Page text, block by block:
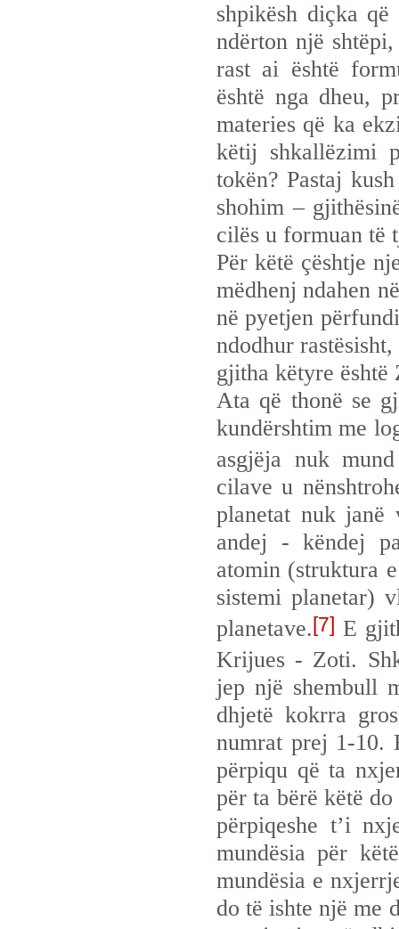
shpikësh diçka
ndërton një
rast ai është
është nga dheu,
materies që ka
këtij shkallëzimi
tokën? Pastaj
shohim –
cilës u formuan të
Për këtë çështje
mëdhenj ndahen
në pyetjen
ndodhur
gjitha këtyre është
Ata që thonë se
kundërshtim me
asgjëja nuk
cilave u
planetat nuk janë
andej - këndej
atomin (struktura
sistemi planetar)
planetave.[7] E
Krijues - Zoti.
jep një shembull
dhjetë kokrra
numrat prej 1-10.
përpiqu që ta
për ta bërë këtë
përpiqeshe t’i
mundësia për
mundësia e
do të ishte një me